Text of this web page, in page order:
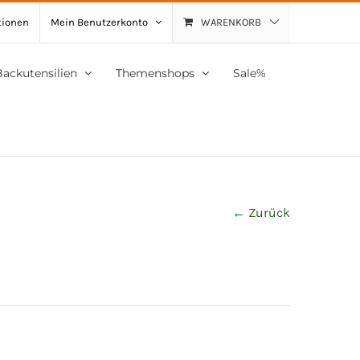
Mein Benutzerkonto WARENKORB
Themenshops Sale%
← Zurück